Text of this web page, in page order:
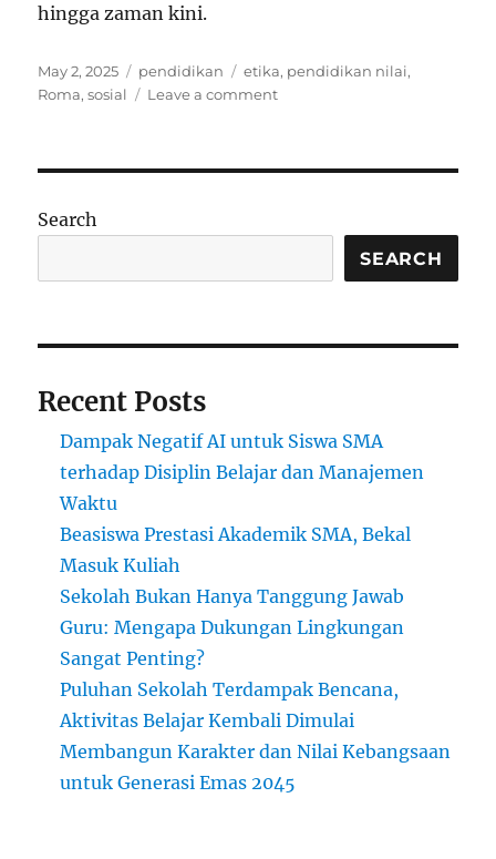
hingga zaman kini.
Posted
on
May 2, 2025 Categories
pendidikan Tags
etika, pendidikan nilai,
Roma,sosial Leave a commenton
Roma
Pertengahan’
Search
SEARCH
Recent Posts
Dampak Negatif AI untuk Siswa SMA
terhadap Disiplin Belajar dan Manajemen
Waktu
Beasiswa Prestasi Akademik SMA, Bekal
Masuk Kuliah
Sekolah Bukan Hanya Tanggung Jawab
Guru: Mengapa Dukungan Lingkungan
Sangat Penting?
Puluhan Sekolah Terdampak Bencana,
Aktivitas Belajar Kembali Dimulai
Membangun Karakter dan Nilai Kebangsaan
untuk Generasi Emas 2045